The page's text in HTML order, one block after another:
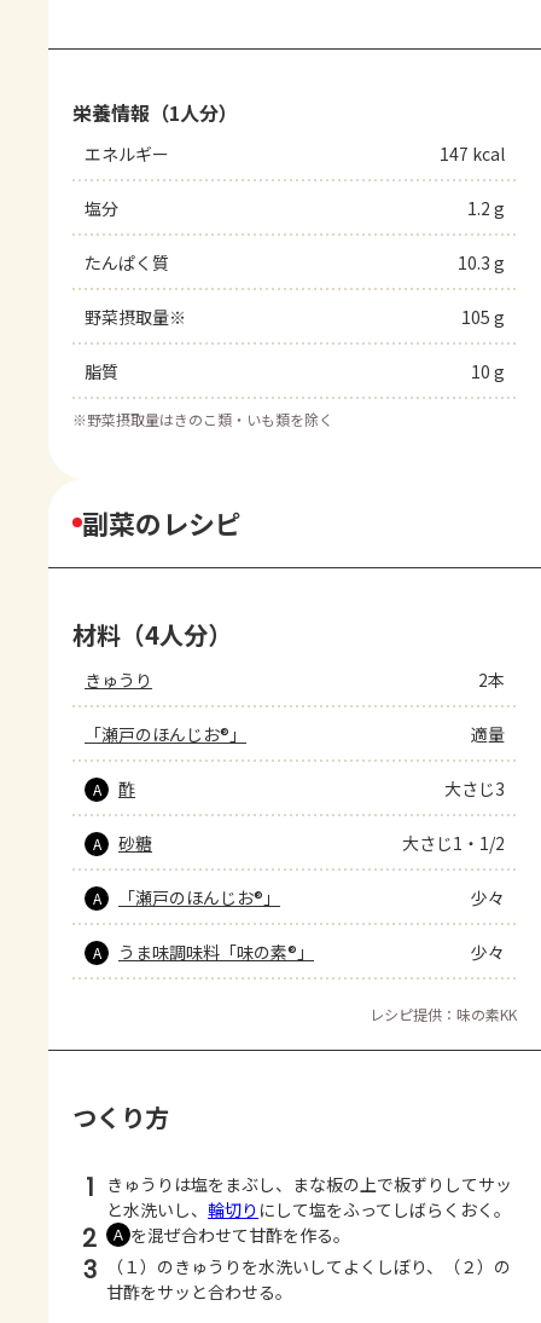
栄養情報（1人分）
エネルギー 147 kcal
塩分 1.2 g
たんぱく質 10.3 g
野菜摂取量※ 105 g
脂質 10 g
※野菜摂取量はきのこ類・いも類を除く
副菜のレシピ
材料（4人分）
きゅうり 2本
「瀬戸のほんじお®」 適量
A 酢 大さじ3
A 砂糖 大さじ1・1/2
A 「瀬戸のほんじお®」 少々
A うま味調味料「味の素®」 少々
レシピ提供：味の素KK
つくり方
1
きゅうりは塩をまぶし、まな板の上で板ずりしてサッ
と水洗いし、 輪切り にして塩をふってしばらくおく。
2 Ａ を混ぜ合わせて甘酢を作る。
3
（１）のきゅうりを水洗いしてよくしぼり、（２）の
甘酢をサッと合わせる。